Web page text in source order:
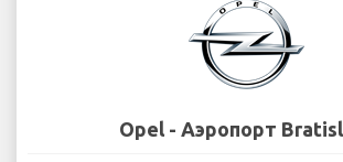
Opel - Аэропорт